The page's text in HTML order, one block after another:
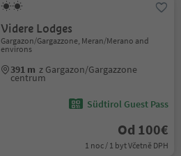
Videre Lodges
Gargazon/Gargazzone, Meran/Merano and
environs
391 m z Gargazon/Gargazzone
centrum
Südtirol Guest Pass
Od 100€
1 noc / 1 byt Včetně DPH